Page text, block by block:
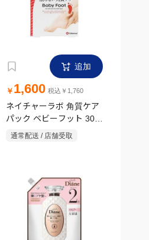
追加
￥ 1,600 税込￥1,760
ネイチャーラボ 角質ケア
パック ベビーフット 30分
通常配送 / 店舗受取